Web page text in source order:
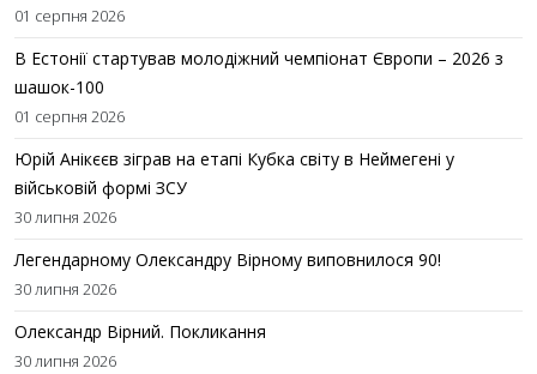
01 серпня 2026
В Естонії стартував молодіжний чемпіонат Європи – 2026 з
шашок-100
01 серпня 2026
Юрій Анікєєв зіграв на етапі Кубка світу в Неймегені у
військовій формі ЗСУ
30 липня 2026
Легендарному Олександру Вірному виповнилося 90!
30 липня 2026
Олександр Вірний. Покликання
30 липня 2026